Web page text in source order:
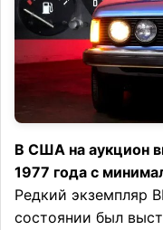
В США на аукцион
1977 года с
Редкий экземпляр
состоянии был